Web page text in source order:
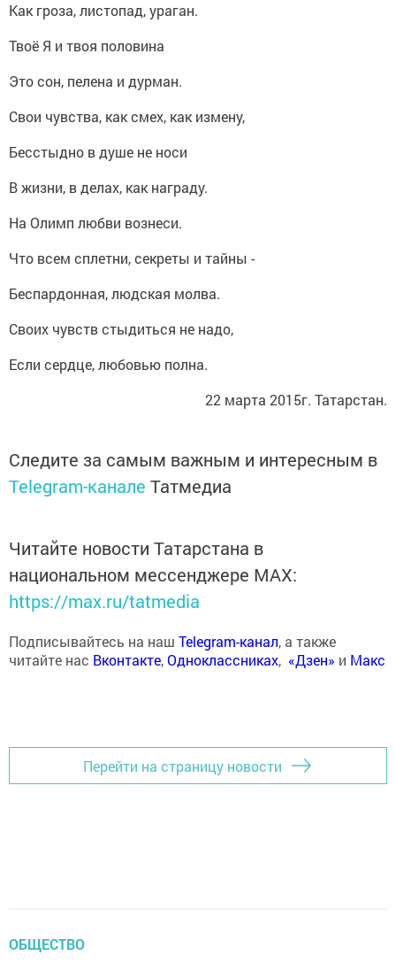
Как гроза, листопад, ураган.
Твоё Я и твоя половина
Это сон, пелена и дурман.
Свои чувства, как смех, как измену,
Бесстыдно в душе не носи
В жизни, в делах, как награду.
На Олимп любви вознеси.
Что всем сплетни, секреты и тайны -
Беспардонная, людская молва.
Своих чувств стыдиться не надо,
Если сердце, любовью полна.
22 марта 2015г. Татарстан.
Следите за самым важным и интересным в
Telegram-канале Татмедиа
Читайте новости Татарстана в
национальном мессенджере MАХ:
https://max.ru/tatmedia
Подписывайтесь на наш Telegram-канал, а также
читайте нас Вконтакте,Одноклассниках, «Дзен» и Макс
Перейти на страницу новости
ОБЩЕСТВО